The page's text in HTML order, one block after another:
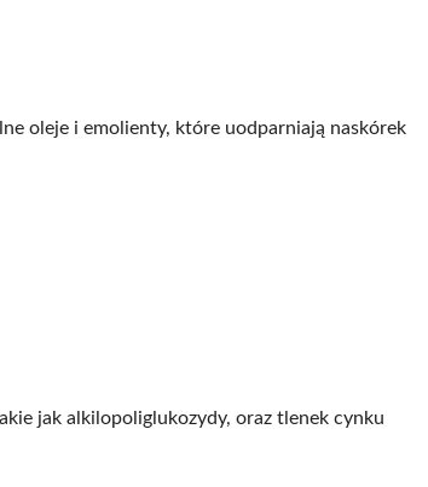
oleje i emolienty, które uodparniają naskórek
jak alkilopoliglukozydy, oraz tlenek cynku